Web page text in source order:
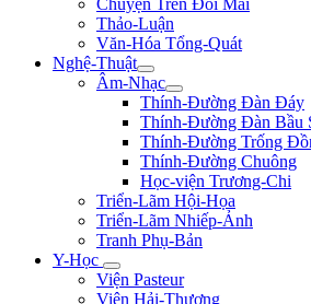
Chuyện Trên Đồi Mai
Thảo-Luận
Văn-Hóa Tổng-Quát
Nghệ-Thuật
Âm-Nhạc
Thính-Đường Đàn Đáy
Thính-Đường Đàn Bầu
Thính-Đường Trống
Thính-Đường Chuông
Học-viện Trương-Chi
Triển-Lãm Hội-Họa
Triển-Lãm Nhiếp-Ảnh
Tranh Phụ-Bản
Y-Học
Viện Pasteur
Viện Hải-Thượng